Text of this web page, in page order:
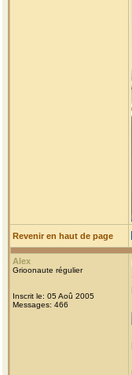
Revenir en haut de page
Alex
Grioonaute régulier
Inscrit le: 05 Aoû 2005
Messages: 466